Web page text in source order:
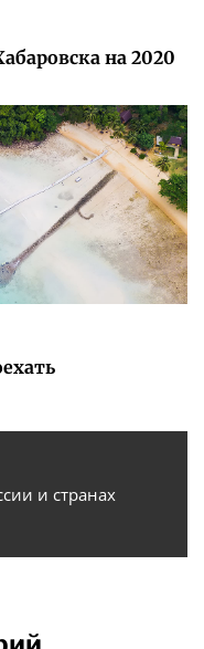
на 2020
и странах